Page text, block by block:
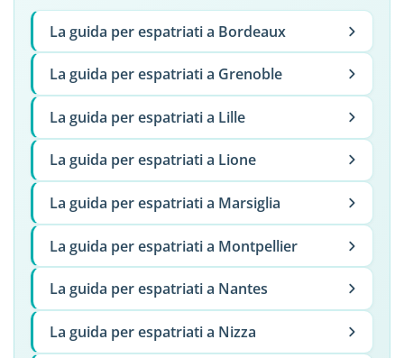
La guida per espatriati a Bordeaux
La guida per espatriati a Grenoble
La guida per espatriati a Lille
La guida per espatriati a Lione
La guida per espatriati a Marsiglia
La guida per espatriati a Montpellier
La guida per espatriati a Nantes
La guida per espatriati a Nizza